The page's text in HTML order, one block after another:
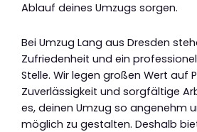
Ablauf deines Umzugs sorgen.
Bei Umzug Lang aus Dresden
Zufriedenheit und ein
Stelle. Wir legen großen Wert auf
Zuverlässigkeit und sorgfältige
es, deinen Umzug so angenehm
möglich zu gestalten. Deshalb